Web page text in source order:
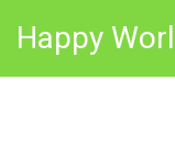
Happy